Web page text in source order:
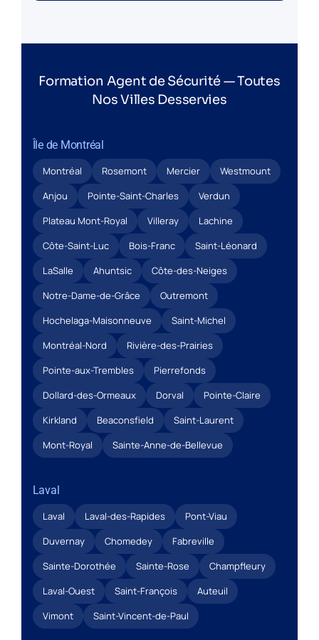
Formation Agent de Sécurité — Toutes
Nos Villes Desservies
Île de Montréal
Montréal Rosemont Mercier
Westmount
Anjou
Pointe-Saint-Charles
Verdun
Plateau Mont-Royal
Villeray
Lachine
Côte-Saint-Luc
Bois-Franc
Saint-Léonard
LaSalle
Ahuntsic
Côte-des-Neiges
Notre-Dame-de-Grâce
Outremont
Hochelaga-Maisonneuve
Saint-Michel
Montréal-Nord
Rivière-des-Prairies
Pointe-aux-Trembles
Pierrefonds
Dollard-des-Ormeaux
Dorval
Pointe-Claire
Kirkland
Beaconsfield
Saint-Laurent
Mont-Royal
Sainte-Anne-de-Bellevue
Laval
Laval Laval-des-Rapides
Pont-Viau
Duvernay
Chomedey
Fabreville
Sainte-Dorothée
Sainte-Rose
Champfleury
Laval-Ouest
Saint-François
Auteuil
Vimont
Saint-Vincent-de-Paul